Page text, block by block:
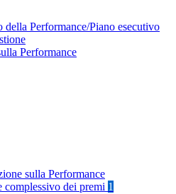
della Performance/Piano esecutivo
Performance
sulla Performance
complessivo dei premi 1